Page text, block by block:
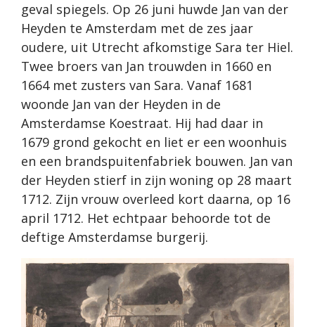
geval spiegels. Op 26 juni huwde Jan van der
Heyden te Amsterdam met de zes jaar
oudere, uit Utrecht afkomstige Sara ter Hiel.
Twee broers van Jan trouwden in 1660 en
1664 met zusters van Sara. Vanaf 1681
woonde Jan van der Heyden in de
Amsterdamse Koestraat. Hij had daar in
1679 grond gekocht en liet er een woonhuis
en een brandspuitenfabriek bouwen. Jan van
der Heyden stierf in zijn woning op 28 maart
1712. Zijn vrouw overleed kort daarna, op 16
april 1712. Het echtpaar behoorde tot de
deftige Amsterdamse burgerij.